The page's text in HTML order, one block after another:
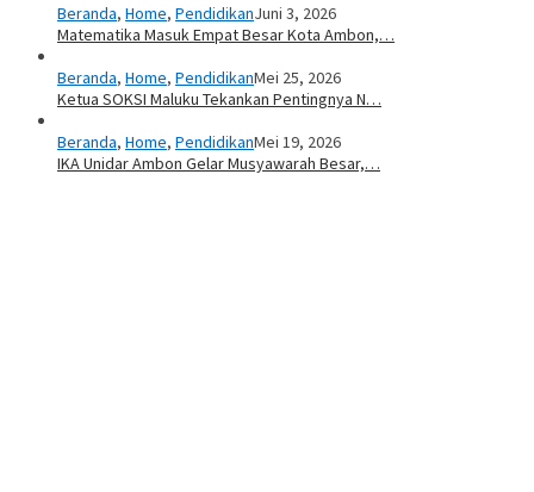
Beranda, Home, PendidikanJuni 3, 2026
Matematika Masuk Empat Besar Kota Ambon,…
Beranda, Home, PendidikanMei 25, 2026
Ketua SOKSI Maluku Tekankan Pentingnya N…
Beranda, Home, PendidikanMei 19, 2026
IKA Unidar Ambon Gelar Musyawarah Besar,…